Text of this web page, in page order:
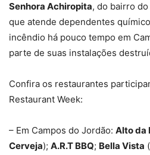
Senhora Achiropita, do bairro
que atende dependentes
incêndio há pouco tempo em
parte de suas instalações
Confira os restaurantes
Restaurant Week:
– Em Campos do Jordão: Alto da
Cerveja); A.R.T BBQ; Bella Vista (